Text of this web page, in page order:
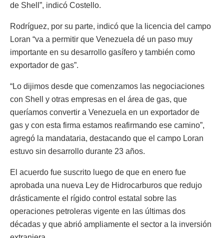
de Shell”, indicó Costello.
Rodríguez, por su parte, indicó que la licencia del campo
Loran “va a permitir que Venezuela dé un paso muy
importante en su desarrollo gasífero y también como
exportador de gas”.
“Lo dijimos desde que comenzamos las negociaciones
con Shell y otras empresas en el área de gas, que
queríamos convertir a Venezuela en un exportador de
gas y con esta firma estamos reafirmando ese camino”,
agregó la mandataria, destacando que el campo Loran
estuvo sin desarrollo durante 23 años.
El acuerdo fue suscrito luego de que en enero fue
aprobada una nueva Ley de Hidrocarburos que redujo
drásticamente el rígido control estatal sobre las
operaciones petroleras vigente en las últimas dos
décadas y que abrió ampliamente el sector a la inversión